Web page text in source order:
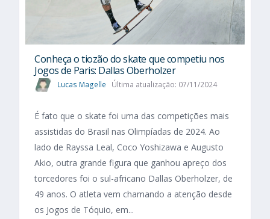
Conheça o tiozão do skate que competiu nos
Jogos de Paris: Dallas Oberholzer
Lucas Magelle Última atualização: 07/11/2024
É fato que o skate foi uma das competições mais
assistidas do Brasil nas Olimpíadas de 2024. Ao
lado de Rayssa Leal, Coco Yoshizawa e Augusto
Akio, outra grande figura que ganhou apreço dos
torcedores foi o sul-africano Dallas Oberholzer, de
49 anos. O atleta vem chamando a atenção desde
os Jogos de Tóquio, em...